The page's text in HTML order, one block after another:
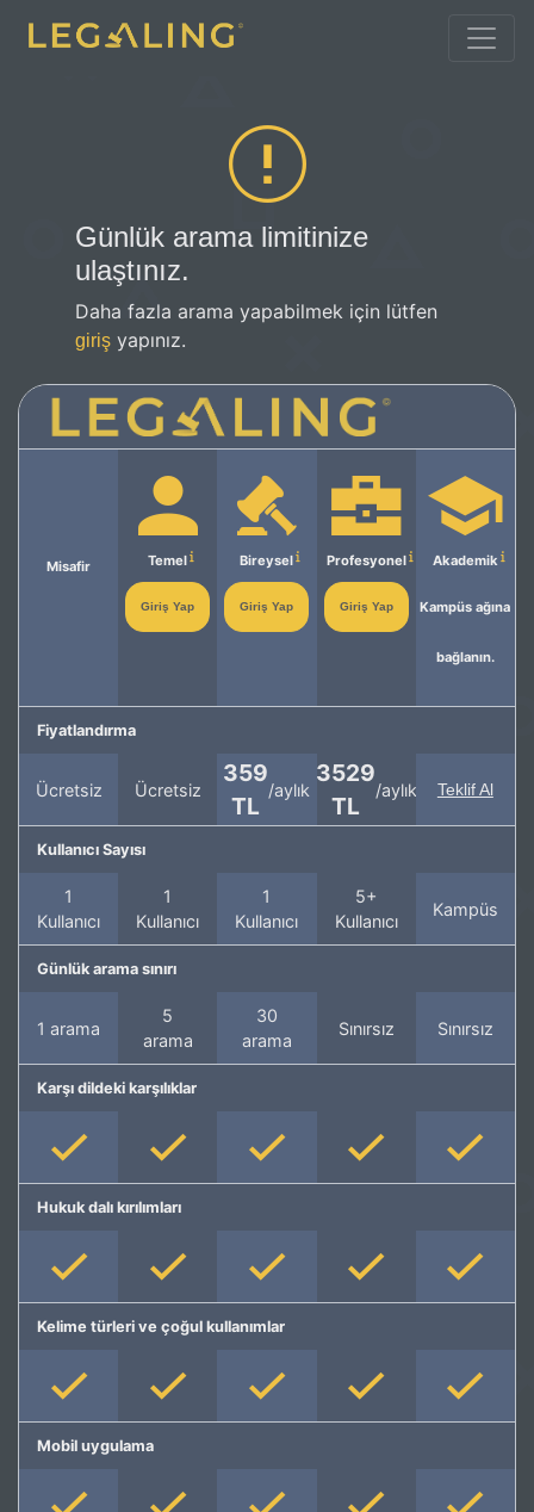
Günlük arama limitinize
ulaştınız.
Daha fazla arama yapabilmek için lütfen
giriş yapınız.
Misafir Temel
Giriş Yap
Bireysel
Giriş Yap
Profesyonel
Giriş Yap
Akademik
Kampüs ağına
bağlanın.
Fiyatlandırma
Ücretsiz Ücretsiz
359
TL
/aylık
3529
TL
/aylık Teklif Al
Kullanıcı Sayısı
1
Kullanıcı
1
Kullanıcı
1
Kullanıcı
5+
Kullanıcı
Kampüs
Günlük arama sınırı
1 arama
5
arama
30
arama
Sınırsız Sınırsız
Karşı dildeki karşılıklar
Hukuk dalı kırılımları
Kelime türleri ve çoğul kullanımlar
Mobil uygulama